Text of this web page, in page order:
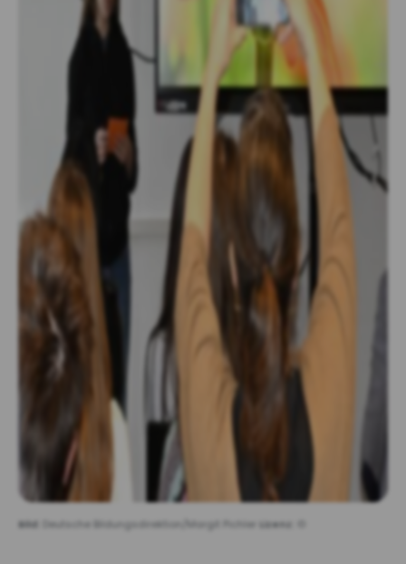
Bild: Deutsche Bildungsdirektion/Margit Pichler Lizenz: